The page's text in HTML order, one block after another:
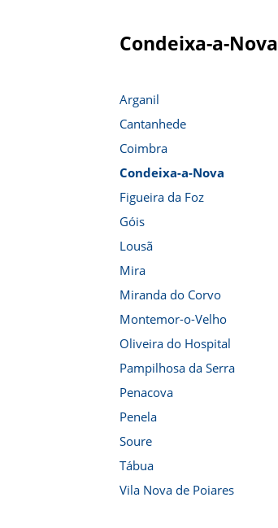
Condeixa-a-Nova
Arganil
Cantanhede
Coimbra
Condeixa-a-Nova
Figueira da Foz
Góis
Lousã
Mira
Miranda do Corvo
Montemor-o-Velho
Oliveira do Hospital
Pampilhosa da Serra
Penacova
Penela
Soure
Tábua
Vila Nova de Poiares